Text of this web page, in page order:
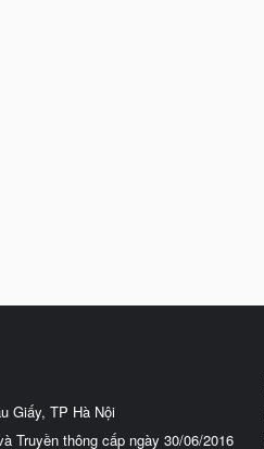
Giấy, TP Hà Nội
Truyền thông cấp ngày 30/06/2016